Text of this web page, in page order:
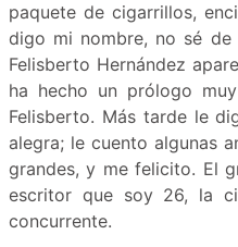
paquete de cigarrillos,
digo mi nombre, no sé
Felisberto Hernández
ha hecho un prólogo
Felisberto. Más tarde le
alegra; le cuento algunas
grandes, y me felicito. El
escritor que soy 26, la
concurrente.